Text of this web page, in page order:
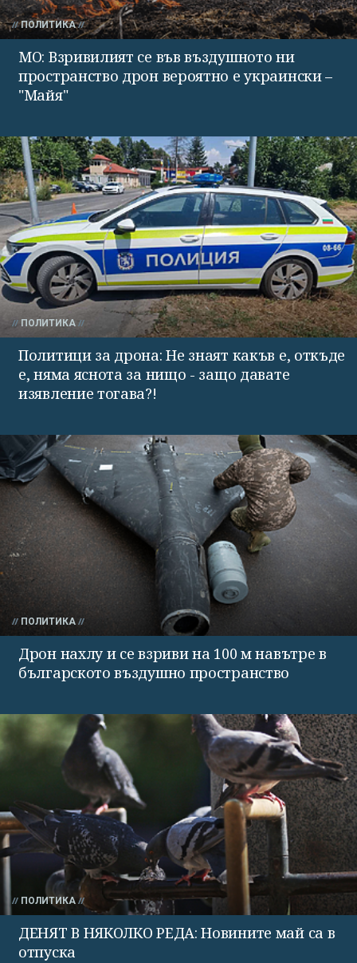
ПОЛИТИКА
МО: Взривилият се във въздушното ни
пространство дрон вероятно е украински –
"Майя"
ПОЛИТИКА
Политици за дрона: Не знаят какъв е, откъде
е, няма яснота за нищо - защо давате
изявление тогава?!
ПОЛИТИКА
Дрон нахлу и се взриви на 100 м навътре в
българското въздушно пространство
ПОЛИТИКА
ДЕНЯТ В НЯКОЛКО РЕДА: Новините май са в
отпуска